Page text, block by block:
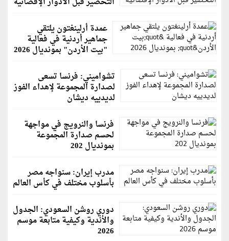
عمدة أرلينغتون يلتقي
جماهير أردنية في فعالية
"بيت الأردن" بمونديال 2026
تشواميني: فرنسا تسعى
لصدارة المجموعة لإهداء الفوز
لديدييه ديشان
فرنسا والنرويج في مواجهة
لحسم صدارة المجموعة
بمونديال 202
مدرب إيران: سنواجه مصر
بأسلوب مختلف في كأس العالم
دوري روشن السعودي: الجدول
والأندية وكيفية متابعة موسم
2026